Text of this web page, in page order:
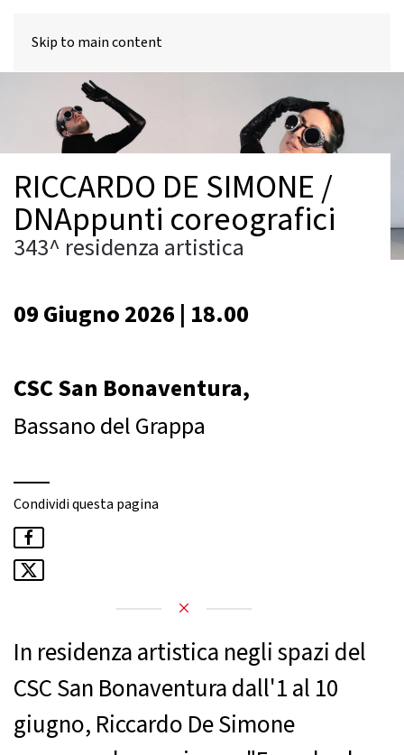
Skip to main content
RICCARDO DE SIMONE /
DNAppunti coreografici
343^ residenza artistica
09 Giugno 2026 | 18.00
CSC San Bonaventura,
Bassano del Grappa
Condividi questa pagina
In residenza artistica negli spazi del
CSC San Bonaventura dall'1 al 10
giugno, Riccardo De Simone